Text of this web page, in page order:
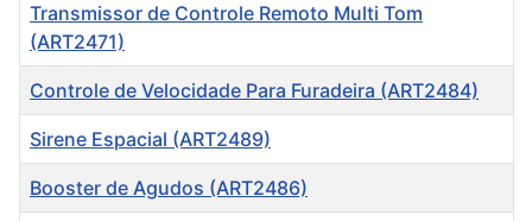
Transmissor de Controle Remoto Multi Tom
(ART2471)
Controle de Velocidade Para Furadeira (ART2484)
Sirene Espacial (ART2489)
Booster de Agudos (ART2486)